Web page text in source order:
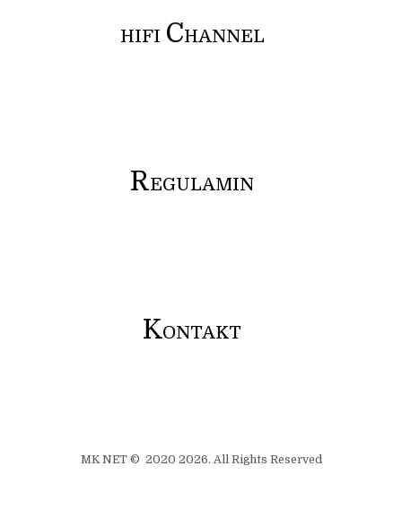
HIFI CHANNEL
REGULAMIN
KONTAKT
MK NET © 2020 2026. All Rights Reserved